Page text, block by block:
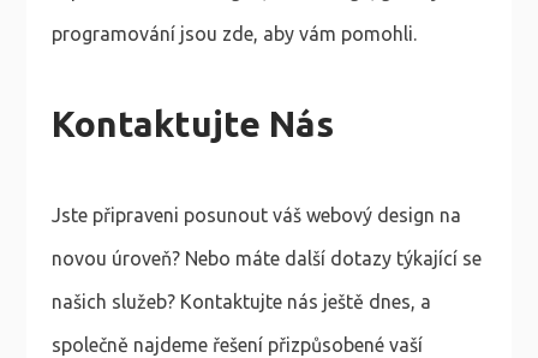
programování jsou zde, aby vám pomohli.
Kontaktujte Nás
Jste připraveni posunout váš webový design na
novou úroveň? Nebo máte další dotazy týkající se
našich služeb? Kontaktujte nás ještě dnes, a
společně najdeme řešení přizpůsobené vaší